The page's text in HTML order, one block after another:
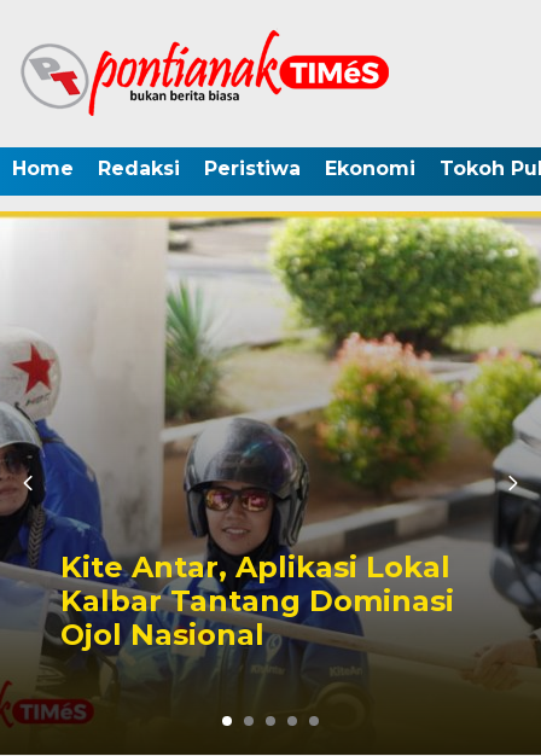
Home Redaksi Peristiwa Ekonomi Tokoh
PB IMTEK Dukung
Pembentukan Dapil
Kalbar 3 Singbebas